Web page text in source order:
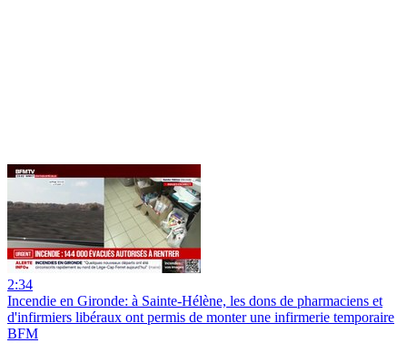
2:34
Incendie en Gironde: à Sainte-Hélène, les dons de pharmaciens et
d'infirmiers libéraux ont permis de monter une infirmerie temporaire
BFM